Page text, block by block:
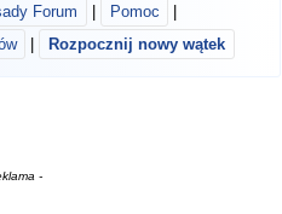
Forum Pomoc
Rozpocznij nowy wątek
-